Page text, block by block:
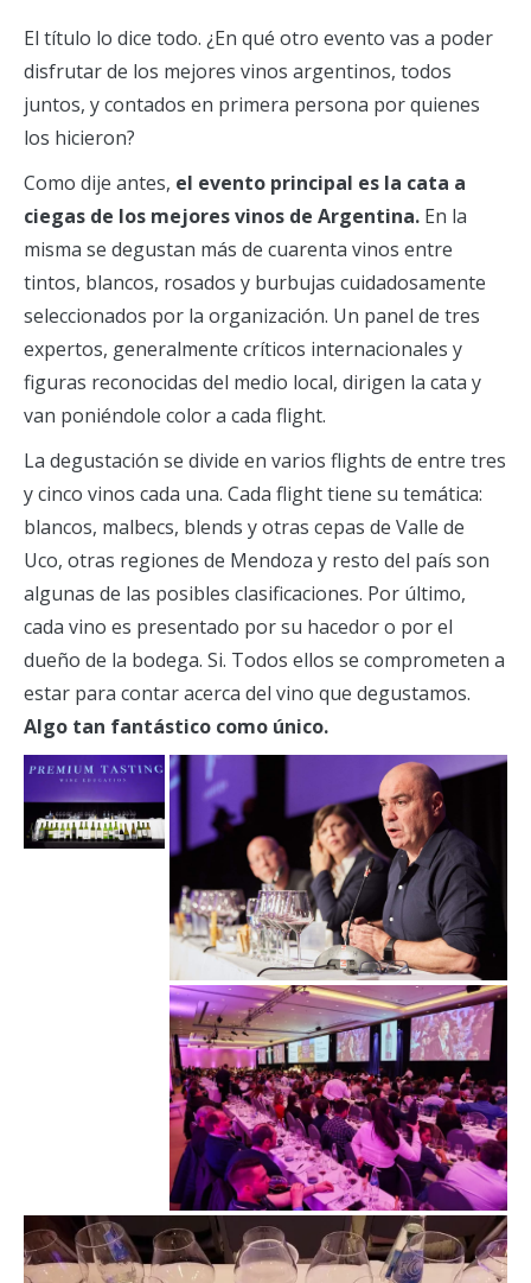
El título lo dice todo. ¿En qué otro evento vas a poder
disfrutar de los mejores vinos argentinos, todos
juntos, y contados en primera persona por quienes
los hicieron?
Como dije antes, el evento principal es la cata a
ciegas de los mejores vinos de Argentina. En la
misma se degustan más de cuarenta vinos entre
tintos, blancos, rosados y burbujas cuidadosamente
seleccionados por la organización. Un panel de tres
expertos, generalmente críticos internacionales y
figuras reconocidas del medio local, dirigen la cata y
van poniéndole color a cada flight.
La degustación se divide en varios flights de entre tres
y cinco vinos cada una. Cada flight tiene su temática:
blancos, malbecs, blends y otras cepas de Valle de
Uco, otras regiones de Mendoza y resto del país son
algunas de las posibles clasificaciones. Por último,
cada vino es presentado por su hacedor o por el
dueño de la bodega. Si. Todos ellos se comprometen a
estar para contar acerca del vino que degustamos.
Algo tan fantástico como único.